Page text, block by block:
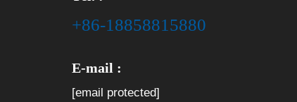
+86-18858815880
E-mail :
[email protected]